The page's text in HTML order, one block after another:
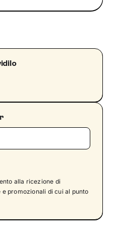
alla ricezione di
promozionali di cui al punto